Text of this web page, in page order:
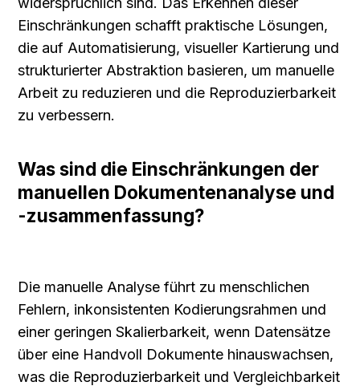
Einschränkungen schafft praktische Lösungen,
die auf Automatisierung, visueller Kartierung und
strukturierter Abstraktion basieren, um manuelle
Arbeit zu reduzieren und die Reproduzierbarkeit
zu verbessern.
Was sind die Einschränkungen der
manuellen Dokumentenanalyse und
-zusammenfassung?
Die manuelle Analyse führt zu menschlichen
Fehlern, inkonsistenten Kodierungsrahmen und
einer geringen Skalierbarkeit, wenn Datensätze
über eine Handvoll Dokumente hinauswachsen,
was die Reproduzierbarkeit und Vergleichbarkeit